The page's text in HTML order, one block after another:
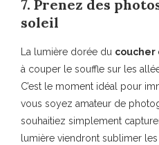
7. Prenez des
soleil
La lumière dorée du coucher
à couper le souffle sur les
C’est le moment idéal pour
vous soyez amateur de
souhaitiez simplement
lumière viendront sublimer les